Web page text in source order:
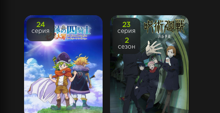
24
серия
23
серия
2
сезон